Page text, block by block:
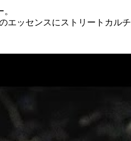
ッセンスにストリートカル